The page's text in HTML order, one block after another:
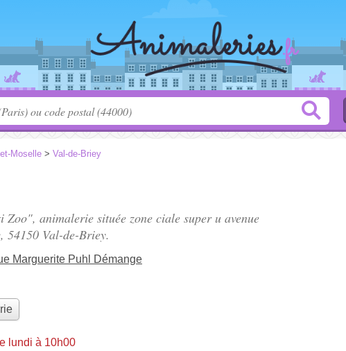
Moselle > Val-de-Briey
Zoo", animalerie située zone ciale super u avenue
, 54150 Val-de-Briey.
Marguerite Puhl Démange
lundi à 10h00